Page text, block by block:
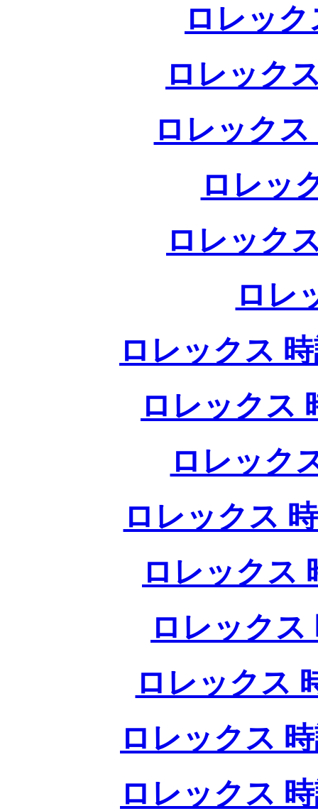
ロレッ
ロレック
ロレック
ロレッ
ロレック
ロレ
ロレックス
ロレックス
ロレック
ロレックス
ロレックス
ロレックス
ロレックス
ロレックス
ロレックス